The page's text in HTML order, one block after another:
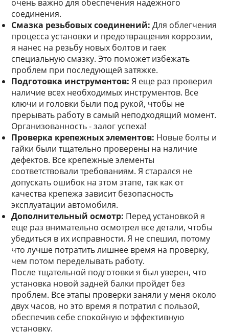
очень важно для обеспечения надежного
соединения.
Смазка резьбовых соединений: Для облегчения
процесса установки и предотвращения коррозии,
я нанес на резьбу новых болтов и гаек
специальную смазку. Это поможет избежать
проблем при последующей затяжке.
Подготовка инструментов: Я еще раз проверил
наличие всех необходимых инструментов. Все
ключи и головки были под рукой, чтобы не
прерывать работу в самый неподходящий момент.
Организованность - залог успеха!
Проверка крепежных элементов: Новые болты и
гайки были тщательно проверены на наличие
дефектов. Все крепежные элементы
соответствовали требованиям. Я старался не
допускать ошибок на этом этапе, так как от
качества крепежа зависит безопасность
эксплуатации автомобиля.
Дополнительный осмотр: Перед установкой я
еще раз внимательно осмотрел все детали, чтобы
убедиться в их исправности. Я не спешил, потому
что лучше потратить лишнее время на проверку,
чем потом переделывать работу.
После тщательной подготовки я был уверен, что
установка новой задней балки пройдет без
проблем. Все этапы проверки заняли у меня около
двух часов, но это время я потратил с пользой,
обеспечив себе спокойную и эффективную
установку.